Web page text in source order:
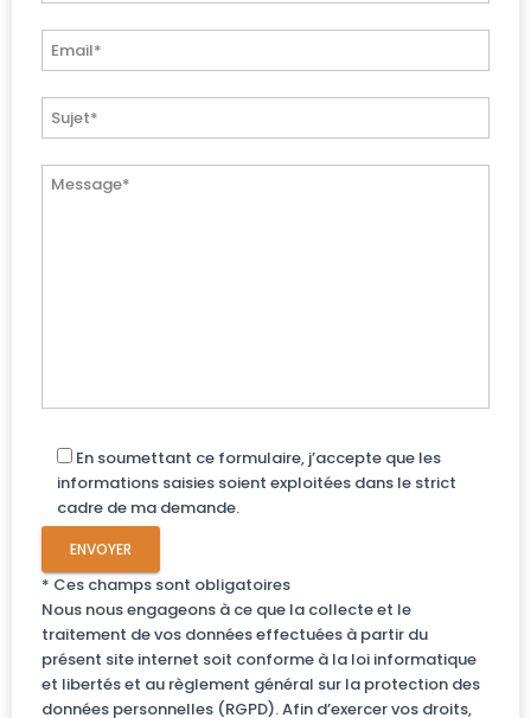
En soumettant ce formulaire, j’accepte que les
informations saisies soient exploitées dans le strict
cadre de ma demande.
* Ces champs sont obligatoires
Nous nous engageons à ce que la collecte et le
traitement de vos données effectuées à partir du
présent site internet soit conforme à la loi informatique
et libertés et au règlement général sur la protection des
données personnelles (RGPD). Afin d’exercer vos droits,